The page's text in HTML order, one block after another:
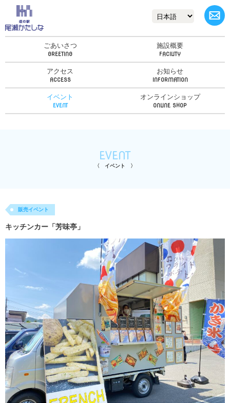
ごあいさつ 施設概要
アクセス お知らせ
イベント オンラインショップ
EVENT
イベント
販売イベント
キッチンカー「芳味亭」